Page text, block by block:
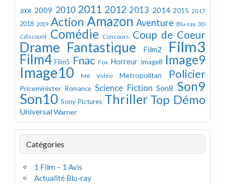
2008 2009 2010 2011 2012 2013 2014 2015 2017
2018 2019 Action Amazon Aventure Blu-ray 3D
Cdiscount Comédie Concours Coup de Coeur
Drame Fantastique Film2 Film3
Film4 Film5 Fnac Fox Horreur Image8 Image9
Image10 M6 Vidéo Metropolitan Policier
Priceminister Romance Science Fiction Son8 Son9
Son10 Sony Pictures Thriller Top Démo
UniversalWarner
Catégories
1 Film – 1 Avis
Actualité Blu-ray